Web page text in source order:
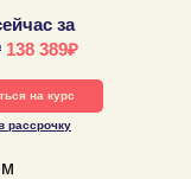
на курс
за
138 389₽
рассрочку